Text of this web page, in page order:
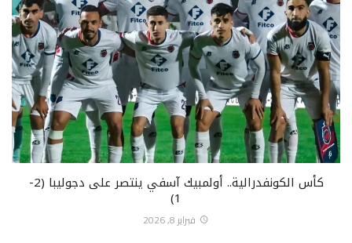
كأس الكونفدرالية.. أولمبيك آسفي ينتصر على دجوليبا (2-
1)
فبراير 8, 2026